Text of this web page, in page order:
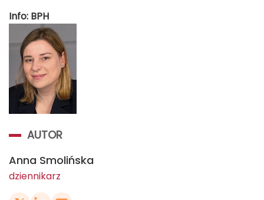
Info: BPH
AUTOR
Anna Smolińska
dziennikarz